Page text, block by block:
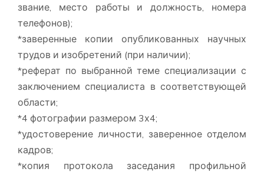
звание, место работы и должность, номера
телефонов);
*заверенные копии опубликованных научных
трудов и изобретений (при наличии);
*реферат по выбранной теме специализации с
заключением специалиста в соответствующей
области;
*4 фотографии размером 3х4;
*удостоверение личности, заверенное отделом
кадров;
*копия протокола заседания профильной